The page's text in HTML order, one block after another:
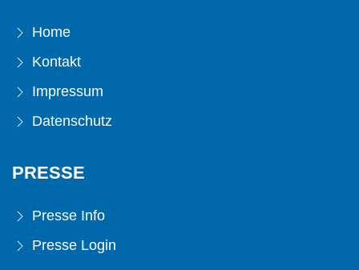
Home
Kontakt
Impressum
Datenschutz
PRESSE
Presse Info
Presse Login